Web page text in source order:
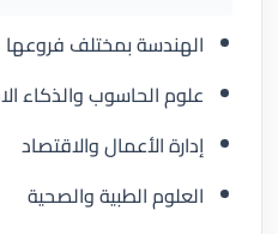
الهندسة بمختلف فروعها
علوم الحاسوب والذكاء
إدارة الأعمال والاقتصاد
العلوم الطبية والصحية